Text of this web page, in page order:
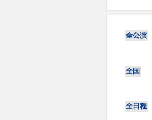
全公演
全国
全日程